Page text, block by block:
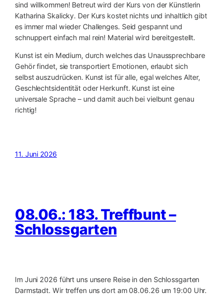
sind willkommen! Betreut wird der Kurs von der Künstlerin
Katharina Skalicky. Der Kurs kostet nichts und inhaltlich gibt
es immer mal wieder Challenges. Seid gespannt und
schnuppert einfach mal rein! Material wird bereitgestellt.
Kunst ist ein Medium, durch welches das Unaussprechbare
Gehör findet, sie transportiert Emotionen, erlaubt sich
selbst auszudrücken. Kunst ist für alle, egal welches Alter,
Geschlechtsidentität oder Herkunft. Kunst ist eine
universale Sprache – und damit auch bei vielbunt genau
richtig!
11. Juni 2026
08.06.: 183. Treffbunt –
Schlossgarten
Im Juni 2026 führt uns unsere Reise in den Schlossgarten
Darmstadt. Wir treffen uns dort am 08.06.26 um 19:00 Uhr.